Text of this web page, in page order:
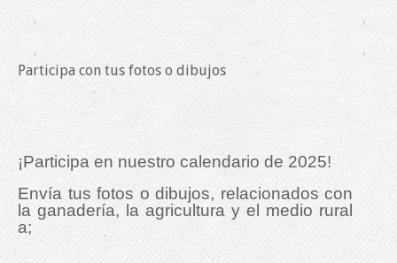
Participa con tus fotos o dibujos
¡Participa en nuestro calendario de 2025!
Envía tus fotos o dibujos, relacionados con
la ganadería, la agricultura y el medio rural
a;